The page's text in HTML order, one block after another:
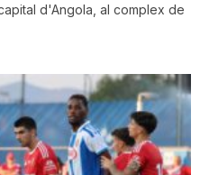
d'Angola, al complex de